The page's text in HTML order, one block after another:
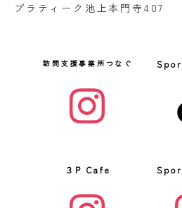
プラティーク池上本門寺407